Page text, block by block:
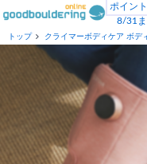
ポイン
8/31
トップ クライマーボディケア ボデ